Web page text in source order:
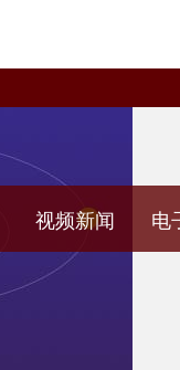
视频新闻 电